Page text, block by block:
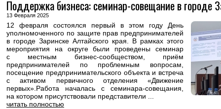
Поддержка бизнеса: семинар-совещание в городе
13 Февраля 2025
12 февраля состоялся первый в этом году День
уполномоченного по защите прав предпринимателей
в городе Заринске Алтайского края. В рамках этого
мероприятия на округе были проведены семинар
с местным бизнес-сообществом, приём
предпринимателей по проблемным вопросам,
посещение предпринимательского объекта и встреча
с активом первичного отделения «Движение
первых».Работа началась с семинара-совещания,
на котором присутствовали представители ...
читать полностью